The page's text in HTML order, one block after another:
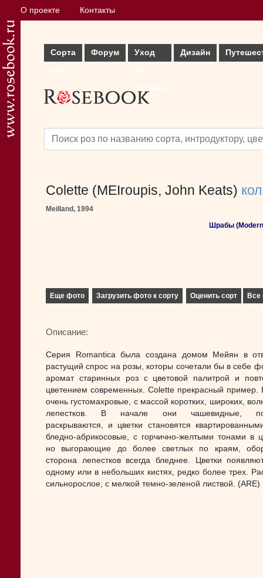
О проекте Контакты
Сорта
Форум
Уход
Дизайн
Colette (MEIroupis, John Keats)
Meilland, 1994
Шрабы
Еще фото Загрузить фото к сорту Оценить сорт Все
Описание:
Серия Romantica была создана домом Мейян в
растущий спрос на розы, которы сочетали бы в себе
аромат старинных роз с цветовой палитрой и
цветением современных. Colette прекрасный пример.
очень густомахровые, с массой коротких, широких,
лепестков. В начале они чашевидные,
раскрываются, и цветки становятся
бледно-абрикосовые, с горчично-желтыми тонами в
но выгорающие до более светлых по краям,
сторона лепестков всегда бледнее. Цветки
одному или в небольших кистях, редко более трех.
сильнорослое, с мелкой темно-зеленой листвой. (ARE)